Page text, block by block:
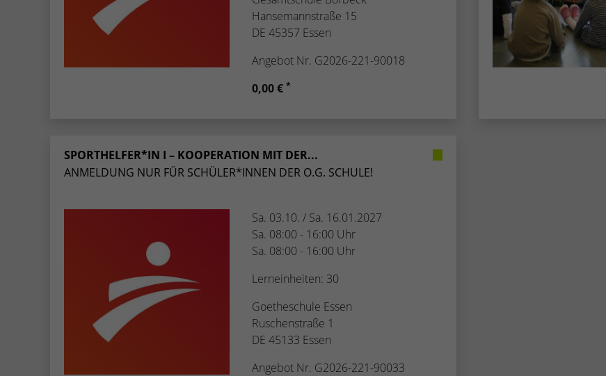
Hansemannstraße 15
DE 45357 Essen
Angebot Nr. G2026-221-90018
0,00 € *
SPORTHELFER*IN I – KOOPERATION MIT DER...
ANMELDUNG NUR FÜR SCHÜLER*INNEN DER O.G. SCHULE!
Sa. 03.10. / Sa. 16.01.2027
Sa. 08:00 - 16:00 Uhr
Sa. 08:00 - 16:00 Uhr
Lerneinheiten: 30
Goetheschule Essen
Ruschenstraße 1
DE 45133 Essen
Angebot Nr. G2026-221-90033
Zugang zu geschützten Bereichen gewährt.
weisen eine randoly generierte Nummer zu, um
eindeutige Besucher zu identifizieren.
Zweck
Dieses Cookie wird von Google Analytics
Name
Anbieter Google Analytics